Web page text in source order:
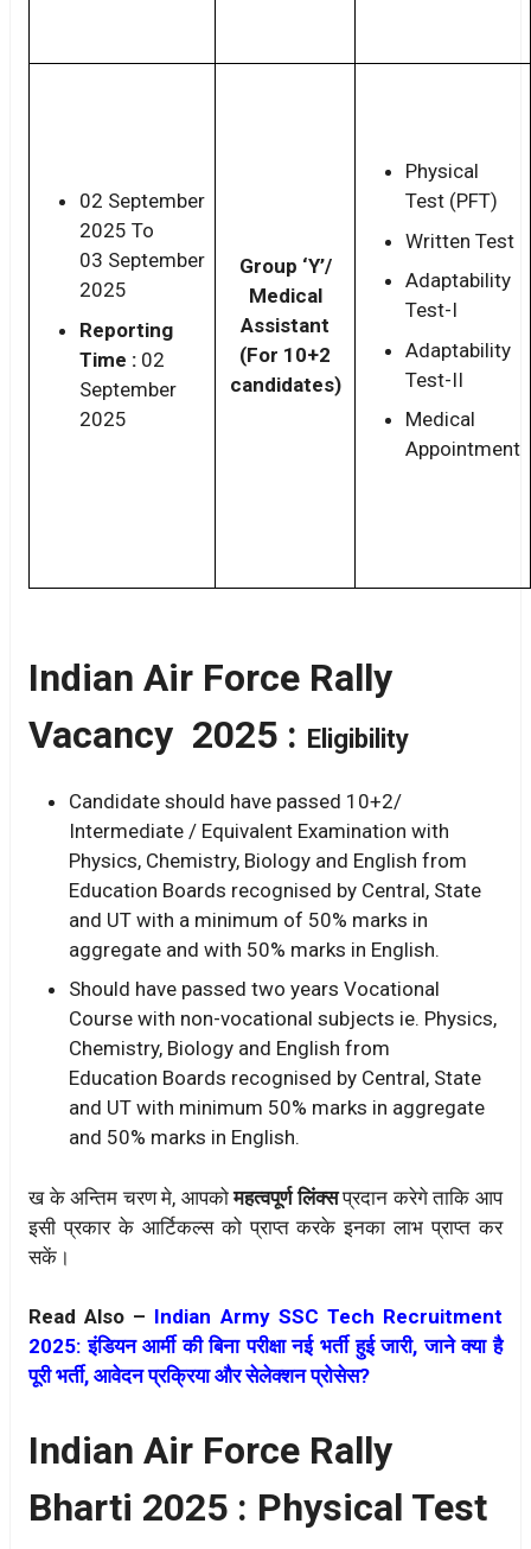
02 September
2025 To
03 September
2025
Reporting
Time : 02
September
2025
Group ‘Y’/
Medical
Assistant
(For 10+2
candidates)
Physical
Test (PFT)
Written Test
Adaptability
Test-I
Adaptability
Test-II
Medical
Appointment
Indian Air Force Rally
Vacancy 2025 : Eligibility
Candidate should have passed 10+2/
Intermediate / Equivalent Examination with
Physics, Chemistry, Biology and English from
Education Boards recognised by Central, State
and UT with a minimum of 50% marks in
aggregate and with 50% marks in English.
Should have passed two years Vocational
Course with non-vocational subjects ie. Physics,
Chemistry, Biology and English from
Education Boards recognised by Central, State
and UT with minimum 50% marks in aggregate
and 50% marks in English.
ख के अन्तिम चरण मे, आपकोमहत्वपूर्ण लिंक्सप्रदान करेगे ताकि आप
इसी प्रकार के आर्टिकल्स को प्राप्त करके इनका लाभ प्राप्त कर
सकें।
Read Also – Indian Army SSC Tech Recruitment
2025: इंडियन आर्मी की बिना परीक्षा नई भर्ती हुई जारी, जाने क्या है
पूरी भर्ती, आवेदन प्रक्रिया और सेलेक्शन प्रोसेस?
Indian Air Force Rally
Bharti 2025 : Physical Test